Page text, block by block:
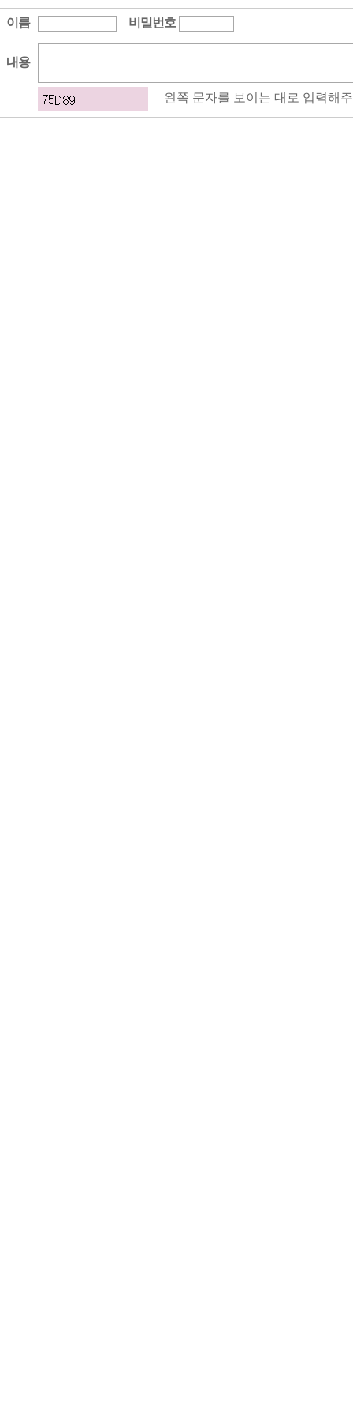
이름 비밀번호
내용
왼쪽 문자를 보이는 대로 입력해